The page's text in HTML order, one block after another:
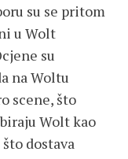
su se pritom
u Wolt
su
na Woltu
scene, što
Wolt kao
dostava